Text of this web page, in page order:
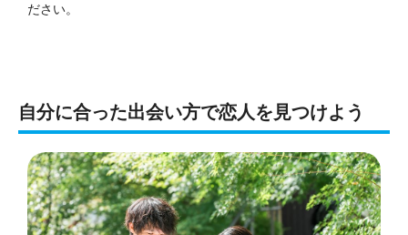
ださい。
自分に合った出会い方で恋人を見つけよう